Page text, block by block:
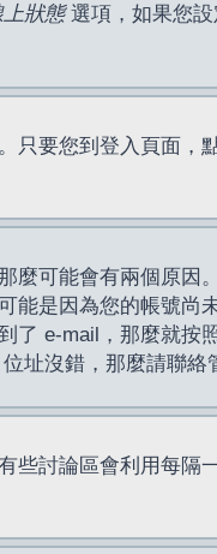
狀態選項，如果您設
只要您到登入頁面，
麼可能會有兩個原
能是因為您的帳號
了 e-mail，那麼就
址沒錯，那麼請聯絡
些討論區會利用每